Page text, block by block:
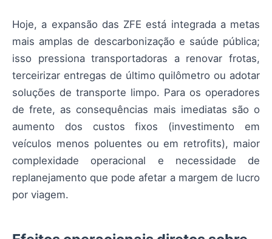
Hoje, a expansão das ZFE está integrada a metas
mais amplas de descarbonização e saúde pública;
isso pressiona transportadoras a renovar frotas,
terceirizar entregas de último quilômetro ou adotar
soluções de transporte limpo. Para os operadores
de frete, as consequências mais imediatas são o
aumento dos custos fixos (investimento em
veículos menos poluentes ou em retrofits), maior
complexidade operacional e necessidade de
replanejamento que pode afetar a margem de lucro
por viagem.